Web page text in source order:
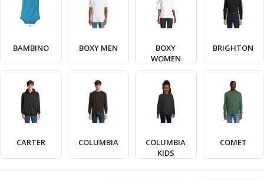
BAMBINO BOXY MEN
BOXY
WOMEN
BRIGHTON
CARTER COLUMBIA
COLUMBIA
KIDS
COMET